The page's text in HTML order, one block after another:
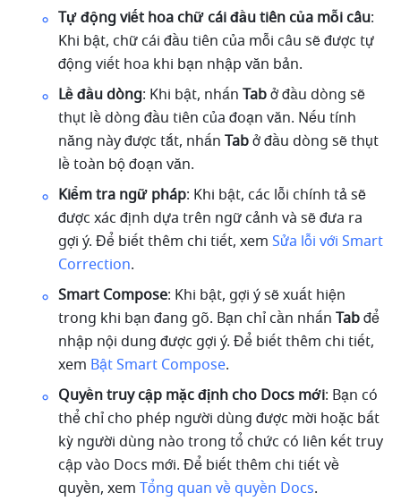
Tự động viết hoa chữ cái đầu tiên của mỗi câu:
Khi bật, chữ cái đầu tiên của mỗi câu sẽ được tự
động viết hoa khi bạn nhập văn bản.
Lề đầu dòng: Khi bật, nhấn Tab ở đầu dòng sẽ
thụt lề dòng đầu tiên của đoạn văn. Nếu tính
năng này được tắt, nhấn Tab ở đầu dòng sẽ thụt
lề toàn bộ đoạn văn.
Kiểm tra ngữ pháp: Khi bật, các lỗi chính tả sẽ
được xác định dựa trên ngữ cảnh và sẽ đưa ra
gợi ý. Để biết thêm chi tiết, xem Sửa lỗi với Smart
Correction.
Smart Compose: Khi bật, gợi ý sẽ xuất hiện
trong khi bạn đang gõ. Bạn chỉ cần nhấn Tab để
nhập nội dung được gợi ý. Để biết thêm chi tiết,
xem Bật Smart Compose.
Quyền truy cập mặc định cho Docs mới: Bạn có
thể chỉ cho phép người dùng được mời hoặc bất
kỳ người dùng nào trong tổ chức có liên kết truy
cập vào Docs mới. Để biết thêm chi tiết về
quyền, xem Tổng quan về quyền Docs.